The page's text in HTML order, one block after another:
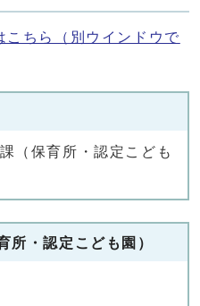
こちら
（別ウインドウで
（保育所・認定こども
所・認定こども園）